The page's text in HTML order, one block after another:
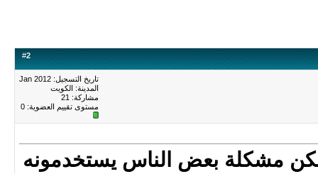
#2
تاريخ التسجيل: Jan 2012
المدينة: الكويت
مشاركة: 21
مستوى تقييم العضوية: 0
مشكلة بعض الناس يستخدمونه